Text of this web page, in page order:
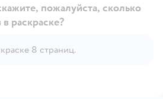
Открыть вопрос
пожалуйста, сколько
в раскраске?
8 страниц.